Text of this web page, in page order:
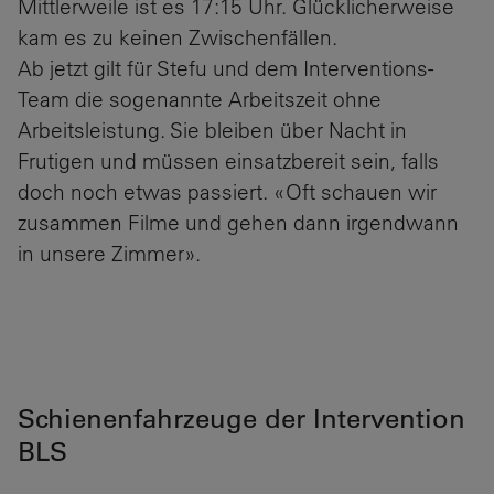
Mittlerweile ist es 17:15 Uhr. Glücklicherweise
kam es zu keinen Zwischenfällen.
Ab jetzt gilt für Stefu und dem Interventions-
Team die sogenannte Arbeitszeit ohne
Arbeitsleistung. Sie bleiben über Nacht in
Frutigen und müssen einsatzbereit sein, falls
doch noch etwas passiert. «Oft schauen wir
zusammen Filme und gehen dann irgendwann
in unsere Zimmer».
Schienenfahrzeuge der Intervention
BLS